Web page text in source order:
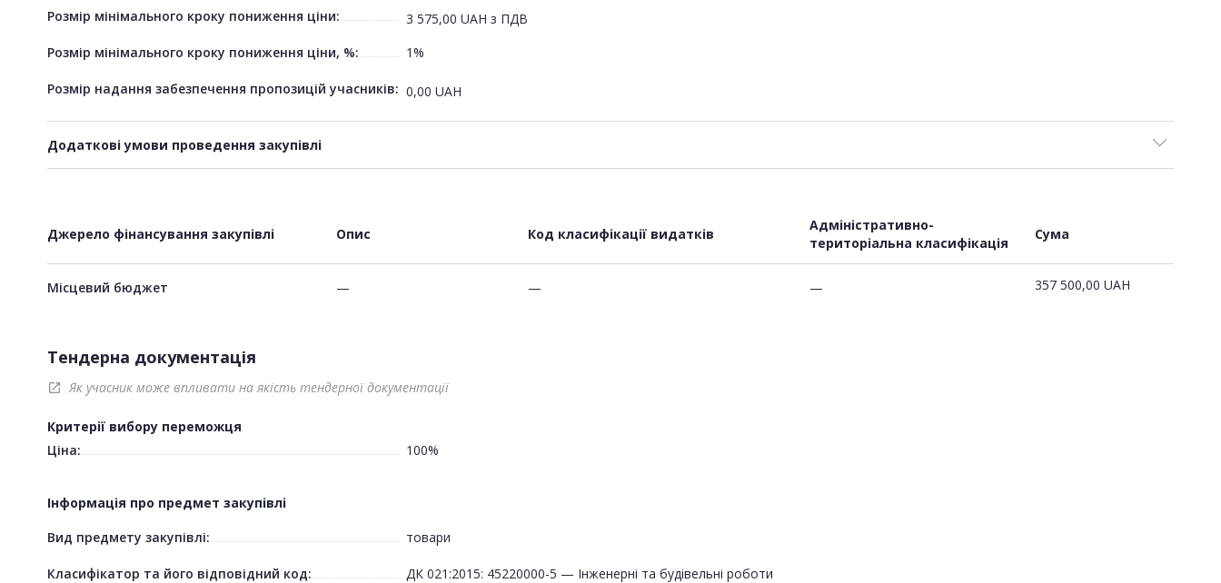
Розмір мінімального кроку пониження ціни:
3 575,00 UAH з ПДВ
Розмір мінімального кроку пониження ціни, %:
1%
Розмір надання забезпечення пропозицій учасників: 0,00 UAH
Додаткові умови проведення закупівлі
Джерело фінансування закупівлі Опис Код класифікації видатків
Адміністративно-
територіальна класифікація
Сума
Місцевий бюджет — — — 357 500,00 UAH
Тендерна документація
open_in_new Як учасник може впливати на якість тендерної документації
Критерії вибору переможця
Ціна:
100%
Інформація про предмет закупівлі
Вид предмету закупівлі:
товари
Класифікатор та його відповідний код: ДК 021:2015: 45220000-5 — Інженерні та будівельні роботи